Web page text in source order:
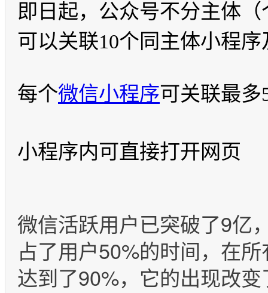
即日起，公众号不分主体
可以关联10个同主体小程
每个微信小程序可关联最多
小程序内可直接打开网页
微信活跃用户已突破了9亿
占了用户50%的时间，在
达到了90%，它的出现改